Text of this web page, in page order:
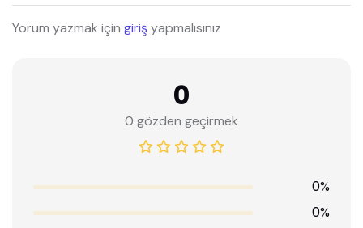
Yorum yazmak için girişyapmalısınız
0
0 gözden geçirmek
0%
0%